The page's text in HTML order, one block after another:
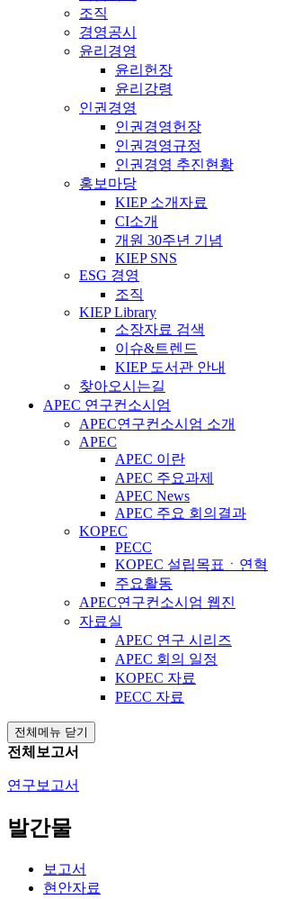
조직
경영공시
윤리경영
윤리헌장
윤리강령
인권경영
인권경영헌장
인권경영규정
인권경영 추진현황
홍보마당
KIEP 소개자료
CI소개
개원 30주년 기념
KIEP SNS
ESG 경영
조직
KIEP Library
소장자료 검색
이슈&트렌드
KIEP 도서관 안내
찾아오시는길
APEC 연구컨소시엄
APEC연구컨소시엄 소개
APEC
APEC 이란
APEC 주요과제
APEC News
APEC 주요 회의결과
KOPEC
PECC
KOPEC 설립목표ㆍ연혁
주요활동
APEC연구컨소시엄 웹진
자료실
APEC 연구 시리즈
APEC 회의 일정
KOPEC 자료
PECC 자료
전체메뉴 닫기
전체보고서
연구보고서
발간물
보고서
현안자료